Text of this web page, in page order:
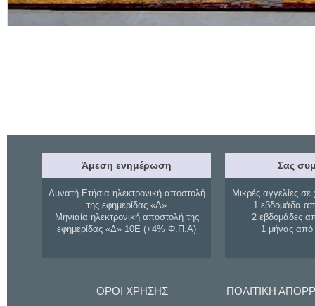
Άμεση ενημέρωση
Δυνατή Ετήσια ηλεκτρονική αποστολή
της εφημερίδας «Δ»
Μηνιαία ηλεκτρονική αποστολή της
εφημερίδας «Δ» 10Ε (+4% Φ.Π.Α)
Σας
Μικρές αγγελίες σε
1 εβδομάδα
2 εβδομάδες
1 μήνας
ΟΡΟΙ ΧΡΗΣΗΣ ΠΟΛΙΤΙΚΗ